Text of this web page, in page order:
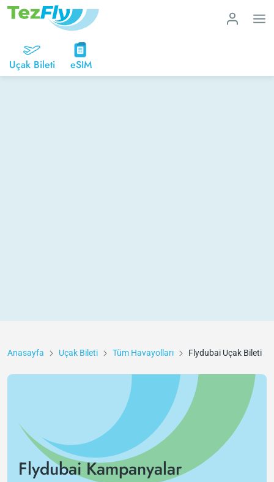
Uçak Bileti eSIM
Anasayfa Uçak Bileti Tüm Havayolları Flydubai Uçak Bileti
Flydubai Kampanyalar